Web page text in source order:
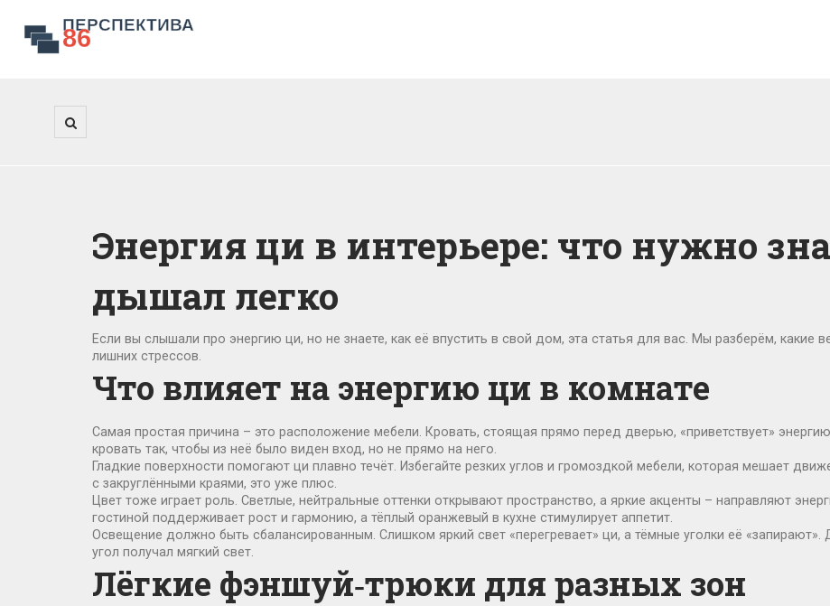
Энергия ци в интерьере: что нужно
дышал легко
Если вы слышали про энергию ци, но не знаете, как её впустить в свой дом, эта статья для вас. Мы разберём, какие
лишних стрессов.
Что влияет на энергию ци в комнате
Самая простая причина – это расположение мебели. Кровать, стоящая прямо перед дверью, «приветствует»
кровать так, чтобы из неё было виден вход, но не прямо на него.
Гладкие поверхности помогают ци плавно течёт. Избегайте резких углов и громоздкой мебели, которая мешает
с закруглёнными краями, это уже плюс.
Цвет тоже играет роль. Светлые, нейтральные оттенки открывают пространство, а яркие акценты – направляют
гостиной поддерживает рост и гармонию, а тёплый оранжевый в кухне стимулирует аппетит.
Освещение должно быть сбалансированным. Слишком яркий свет «перегревает» ци, а тёмные уголки её
угол получал мягкий свет.
Лёгкие фэншуй‑трюки для разных зон